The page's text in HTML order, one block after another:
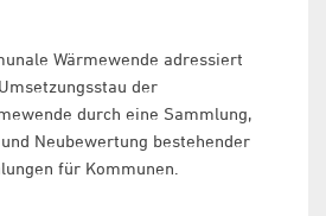
Wärmewende adressiert
der
durch eine Sammlung,
Neubewertung bestehender
für Kommunen.